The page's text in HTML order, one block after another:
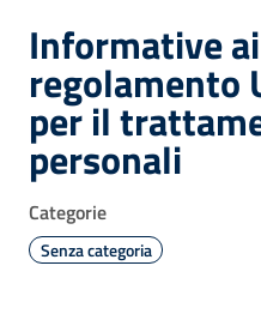
Informative
regolamento
per il
personali
Categorie
Senza categoria